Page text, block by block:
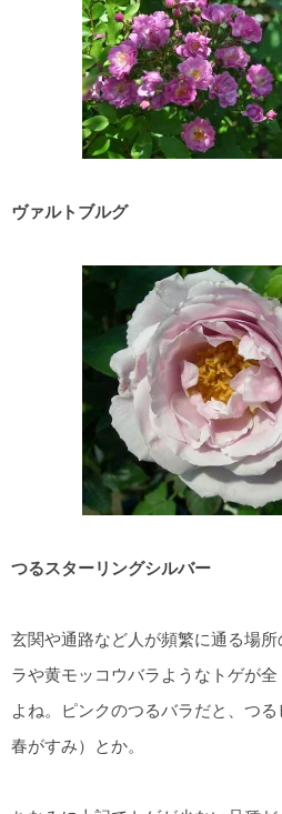
ヴァルトブルグ
つるスターリングシルバー
玄関や通路など人が頻繁に通る場
ラや黄モッコウバラようなトゲが
よね。ピンクのつるバラだと、つ
春がすみ）とか。